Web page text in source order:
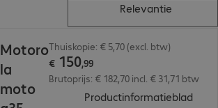
Relevantie
Motoro
la
moto
Thuiskopie: € 5,70 (excl. btw)
€ 150,99
Brutoprijs: € 182,70 incl. € 31,71 btw
Productinformatieblad